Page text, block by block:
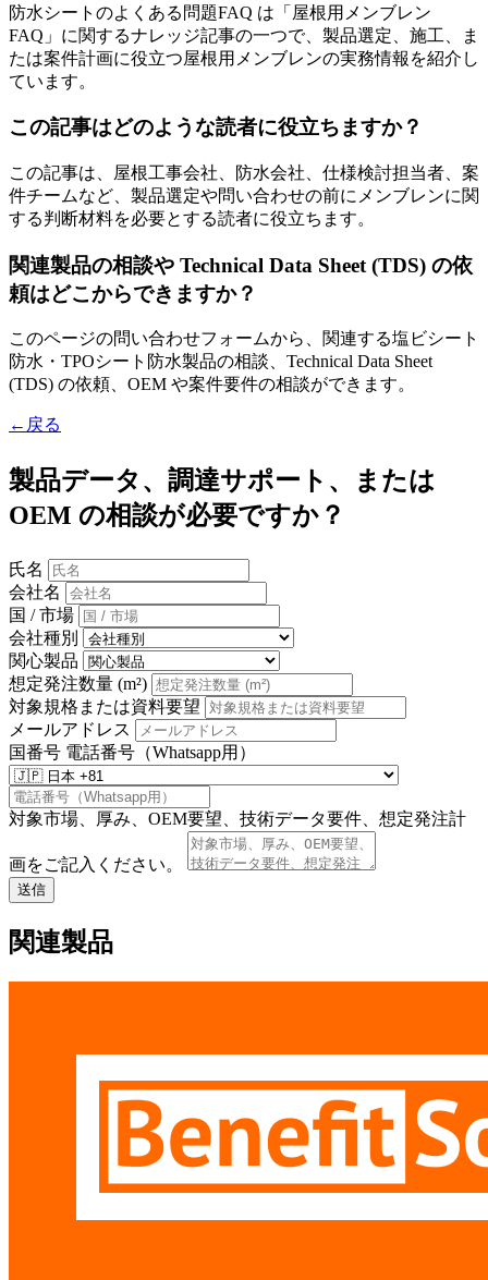
防水シートのよくある問題FAQ は「屋根用メンブレン
FAQ」に関するナレッジ記事の一つで、製品選定、施工、ま
たは案件計画に役立つ屋根用メンブレンの実務情報を紹介し
ています。
この記事はどのような読者に役立ちますか？
この記事は、屋根工事会社、防水会社、仕様検討担当者、案
件チームなど、製品選定や問い合わせの前にメンブレンに関
する判断材料を必要とする読者に役立ちます。
関連製品の相談や Technical Data Sheet (TDS) の依
頼はどこからできますか？
このページの問い合わせフォームから、関連する塩ビシート
防水・TPOシート防水製品の相談、Technical Data Sheet
(TDS) の依頼、OEM や案件要件の相談ができます。
←戻る
製品データ、調達サポート、または
OEM の相談が必要ですか？
氏名
会社名
国 / 市場
会社種別
関心製品
想定発注数量 (m²)
対象規格または資料要望
メールアドレス
国番号 電話番号（Whatsapp用）
対象市場、厚み、OEM要望、技術データ要件、想定発注計
画をご記入ください。
送信
関連製品